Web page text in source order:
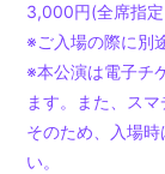
3,000円(全席指
※ご入場の際に別
※本公演は電子チ
ます。また、スマ
そのため、入場
い。